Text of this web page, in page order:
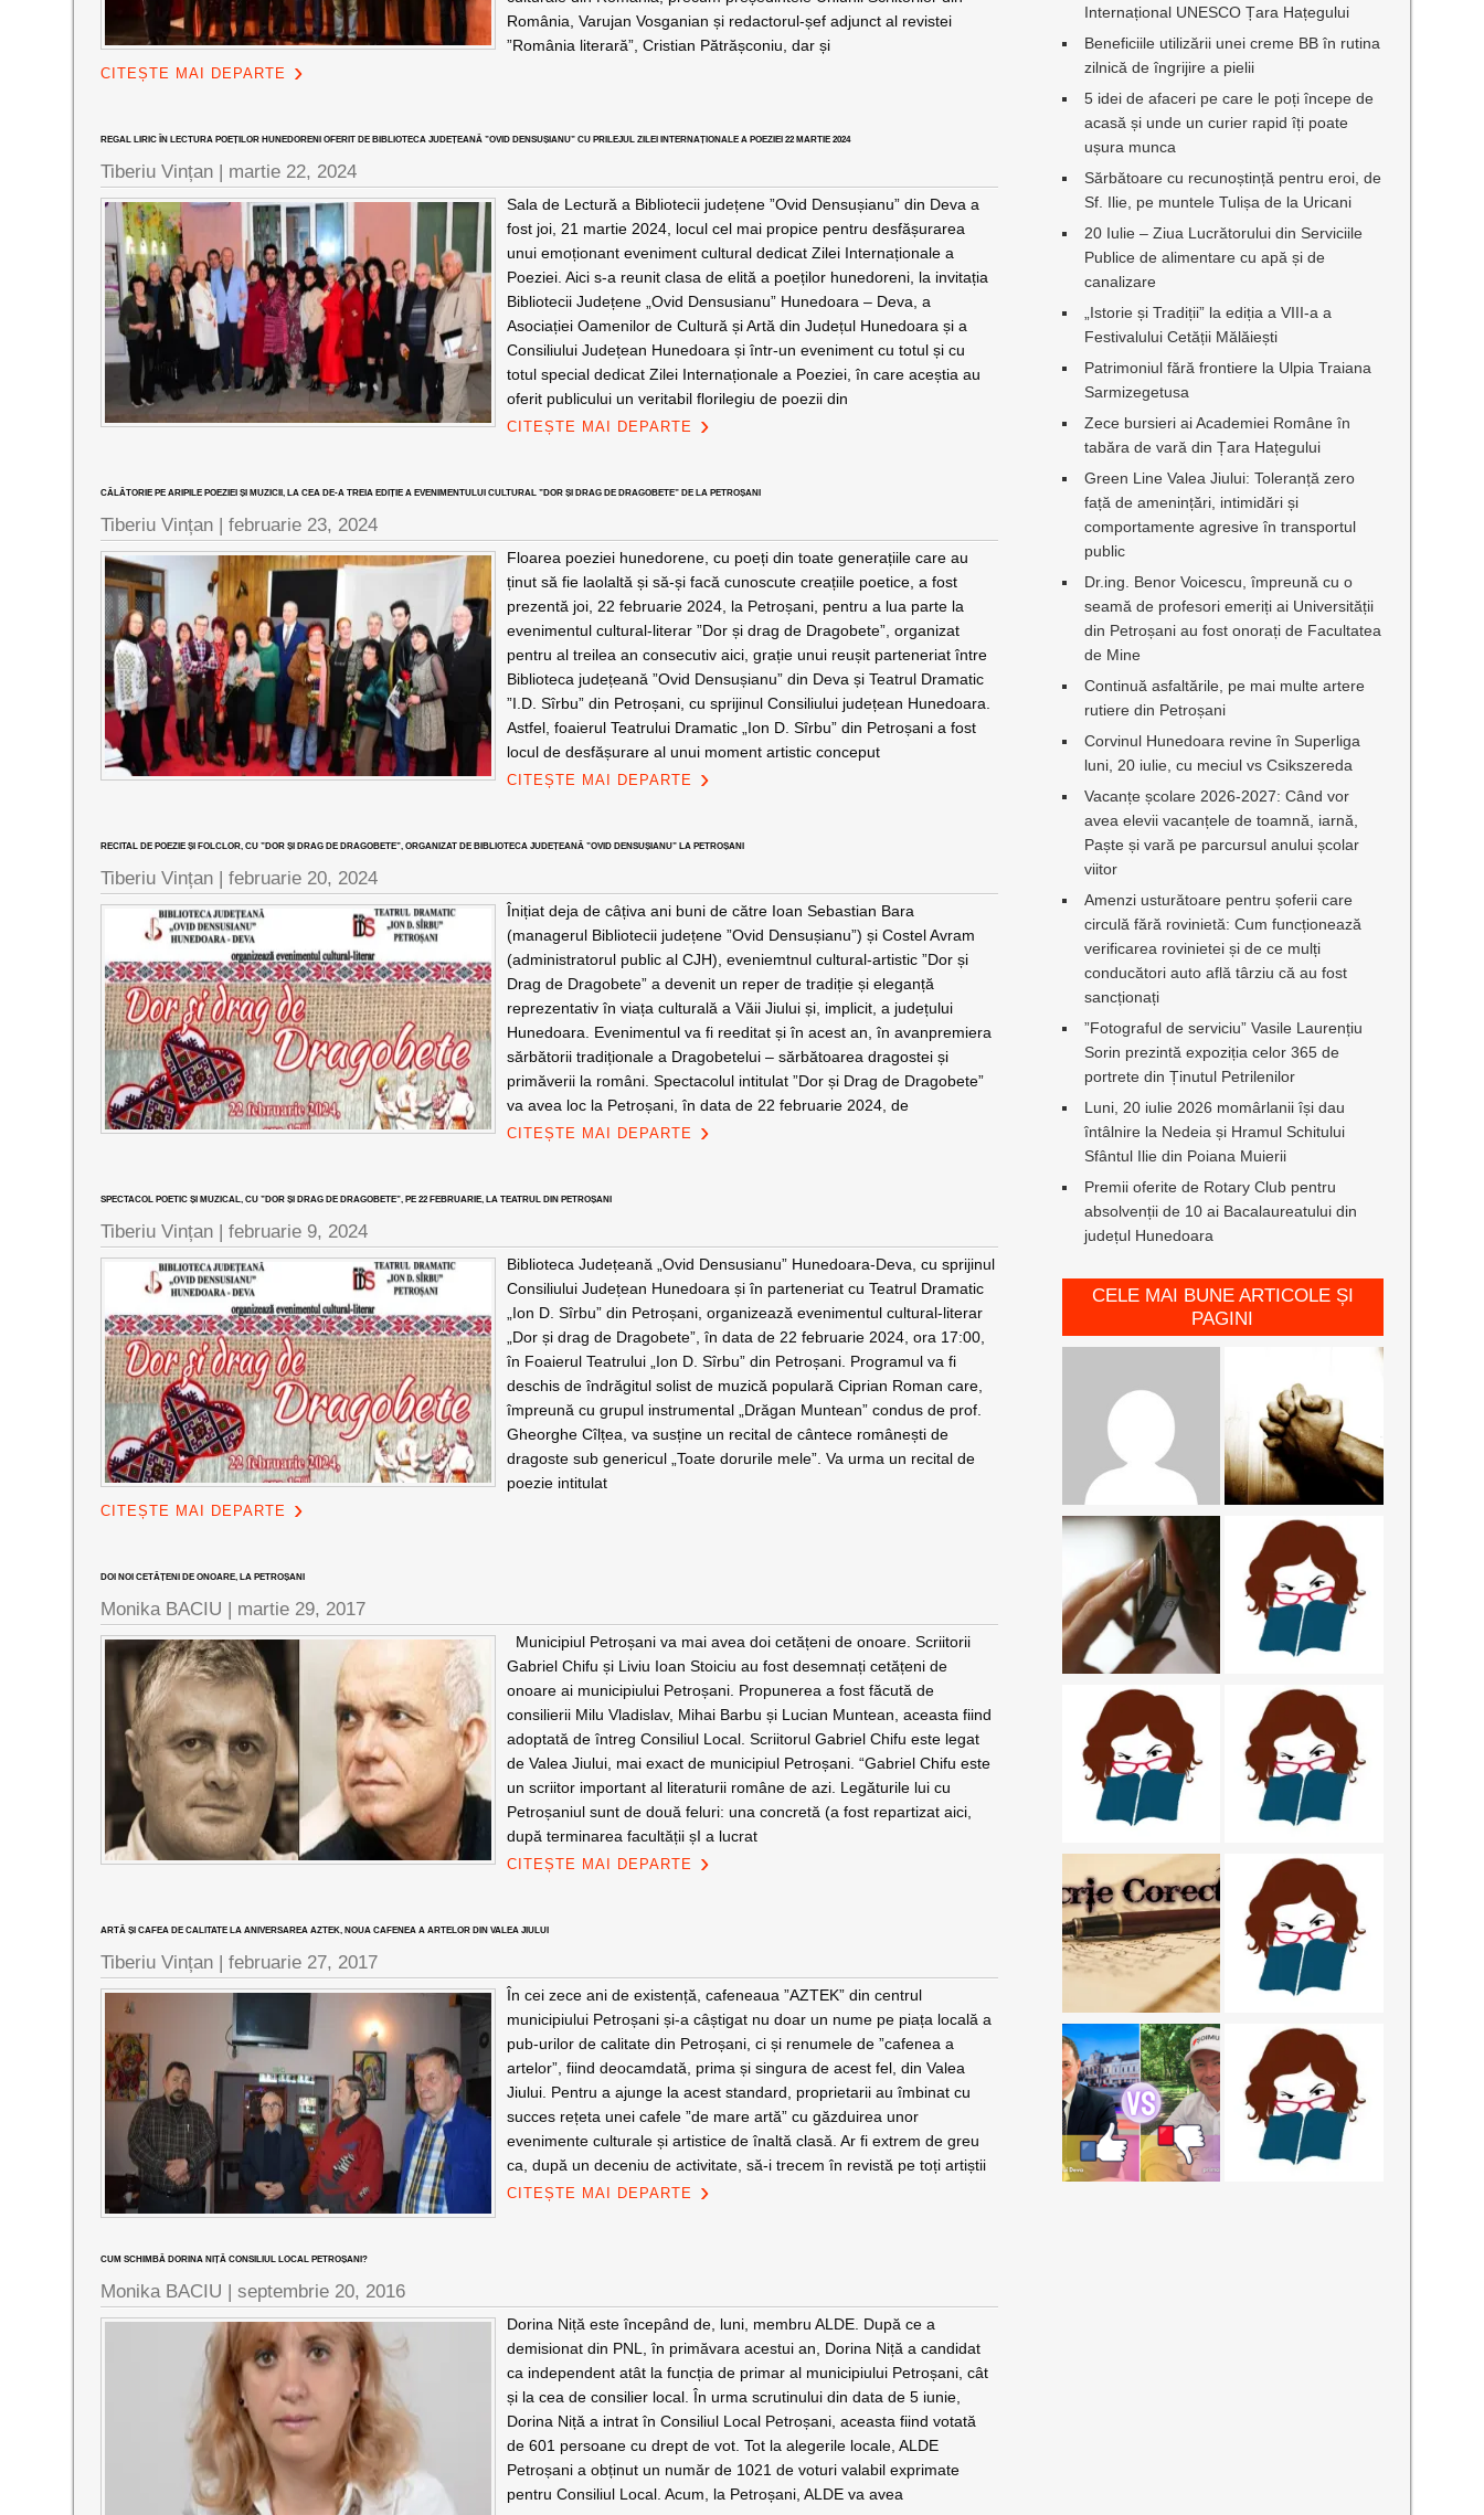
România, Varujan Vosganian și redactorul-șef adjunct al revistei
”România literară”, Cristian Pătrășconiu, dar și
CITEȘTE MAI DEPARTE
REGAL LIRIC ÎN LECTURA POEȚILOR HUNEDORENI OFERIT DE BIBLIOTECA JUDEȚEANĂ ”OVID DENSUȘIANU” CU PRILEJUL ZILEI INTERNAȚIONALE A POEZIEI 22 MARTIE 2024
Tiberiu Vințan | martie 22, 2024
Sala de Lectură a Bibliotecii județene ”Ovid Densușianu” din Deva a
fost joi, 21 martie 2024, locul cel mai propice pentru desfășurarea
unui emoționant eveniment cultural dedicat Zilei Internaționale a
Poeziei. Aici s-a reunit clasa de elită a poeților hunedoreni, la invitația
Bibliotecii Județene „Ovid Densusianu” Hunedoara – Deva, a
Asociației Oamenilor de Cultură și Artă din Județul Hunedoara și a
Consiliului Județean Hunedoara și într-un eveniment cu totul și cu
totul special dedicat Zilei Internaționale a Poeziei, în care aceștia au
oferit publicului un veritabil florilegiu de poezii din
CITEȘTE MAI DEPARTE
CĂLĂTORIE PE ARIPILE POEZIEI ȘI MUZICII, LA CEA DE-A TREIA EDIȚIE A EVENIMENTULUI CULTURAL ”DOR ȘI DRAG DE DRAGOBETE” DE LA PETROȘANI
Tiberiu Vințan |februarie 23, 2024
Floarea poeziei hunedorene, cu poeți din toate generațiile care au
ținut să fie laolaltă și să-și facă cunoscute creațiile poetice, a fost
prezentă joi, 22 februarie 2024, la Petroșani, pentru a lua parte la
evenimentul cultural-literar ”Dor și drag de Dragobete”, organizat
pentru al treilea an consecutiv aici, grație unui reușit parteneriat între
Biblioteca județeană ”Ovid Densușianu” din Deva și Teatrul Dramatic
”I.D. Sîrbu” din Petroșani, cu sprijinul Consiliului județean Hunedoara.
Astfel, foaierul Teatrului Dramatic „Ion D. Sîrbu” din Petroșani a fost
locul de desfășurare al unui moment artistic conceput
CITEȘTE MAI DEPARTE
RECITAL DE POEZIE ȘI FOLCLOR, CU ”DOR ȘI DRAG DE DRAGOBETE”, ORGANIZAT DE BIBLIOTECA JUDEȚEANĂ ”OVID DENSUȘIANU” LA PETROȘANI
Tiberiu Vințan |februarie 20, 2024
Înițiat deja de câțiva ani buni de către Ioan Sebastian Bara
(managerul Bibliotecii județene ”Ovid Densușianu”) și Costel Avram
(administratorul public al CJH), eveniemtnul cultural-artistic ”Dor și
Drag de Dragobete” a devenit un reper de tradiție și eleganță
reprezentativ în viața culturală a Văii Jiului și, implicit, a județului
Hunedoara. Evenimentul va fi reeditat și în acest an, în avanpremiera
sărbătorii tradiționale a Dragobetelui – sărbătoarea dragostei și
primăverii la români. Spectacolul intitulat ”Dor și Drag de Dragobete”
va avea loc la Petroșani, în data de 22 februarie 2024, de
CITEȘTE MAI DEPARTE
SPECTACOL POETIC ȘI MUZICAL, CU ”DOR ȘI DRAG DE DRAGOBETE”, PE 22 FEBRUARIE, LA TEATRUL DIN PETROȘANI
Tiberiu Vințan |februarie 9, 2024
Biblioteca Județeană „Ovid Densusianu” Hunedoara-Deva, cu sprijinul
Consiliului Județean Hunedoara și în parteneriat cu Teatrul Dramatic
„Ion D. Sîrbu” din Petroșani, organizează evenimentul cultural-literar
„Dor și drag de Dragobete”, în data de 22 februarie 2024, ora 17:00,
în Foaierul Teatrului „Ion D. Sîrbu” din Petroșani. Programul va fi
deschis de îndrăgitul solist de muzică populară Ciprian Roman care,
împreună cu grupul instrumental „Drăgan Muntean” condus de prof.
Gheorghe Cîlțea, va susține un recital de cântece românești de
dragoste sub genericul „Toate dorurile mele”. Va urma un recital de
poezie intitulat
CITEȘTE MAI DEPARTE
DOI NOI CETĂȚENI DE ONOARE, LA PETROȘANI
Monika BACIU | martie 29, 2017
Municipiul Petroșani va mai avea doi cetățeni de onoare. Scriitorii
Gabriel Chifu și Liviu Ioan Stoiciu au fost desemnați cetățeni de
onoare ai municipiului Petroșani. Propunerea a fost făcută de
consilierii Milu Vladislav, Mihai Barbu și Lucian Muntean, aceasta fiind
adoptată de întreg Consiliul Local. Scriitorul Gabriel Chifu este legat
de Valea Jiului, mai exact de municipiul Petroșani. “Gabriel Chifu este
un scriitor important al literaturii române de azi. Legăturile lui cu
Petroșaniul sunt de două feluri: una concretă (a fost repartizat aici,
după terminarea facultății șI a lucrat
CITEȘTE MAI DEPARTE
ARTĂ ȘI CAFEA DE CALITATE LA ANIVERSAREA AZTEK, NOUA CAFENEA A ARTELOR DIN VALEA JIULUI
Tiberiu Vințan |februarie 27, 2017
În cei zece ani de existență, cafeneaua ”AZTEK” din centrul
municipiului Petroșani și-a câștigat nu doar un nume pe piața locală a
pub-urilor de calitate din Petroșani, ci și renumele de ”cafenea a
artelor”, fiind deocamdată, prima și singura de acest fel, din Valea
Jiului. Pentru a ajunge la acest standard, proprietarii au îmbinat cu
succes rețeta unei cafele ”de mare artă” cu găzduirea unor
evenimente culturale și artistice de înaltă clasă. Ar fi extrem de greu
ca, după un deceniu de activitate, să-i trecem în revistă pe toți artiștii
CITEȘTE MAI DEPARTE
CUM SCHIMBĂ DORINA NIȚĂ CONSILIUL LOCAL PETROȘANI?
Monika BACIU |septembrie 20, 2016
Dorina Niță este începând de, luni, membru ALDE. După ce a
demisionat din PNL, în primăvara acestui an, Dorina Niță a candidat
ca independent atât la funcția de primar al municipiului Petroșani, cât
și la cea de consilier local. În urma scrutinului din data de 5 iunie,
Dorina Niță a intrat în Consiliul Local Petroșani, aceasta fiind votată
de 601 persoane cu drept de vot. Tot la alegerile locale, ALDE
Petroșani a obținut un număr de 1021 de voturi valabil exprimate
pentru Consiliul Local. Acum, la Petroșani, ALDE va avea
Internațional UNESCO Țara Hațegului
Beneficiile utilizării unei creme BB în rutina
zilnică de îngrijire a pielii
5 idei de afaceri pe care le poți începe de
acasă și unde un curier rapid îți poate
ușura munca
Sărbătoare cu recunoștință pentru eroi, de
Sf. Ilie, pe muntele Tulișa de la Uricani
20 Iulie – Ziua Lucrătorului din Serviciile
Publice de alimentare cu apă și de
canalizare
„Istorie și Tradiții” la ediția a VIII-a a
Festivalului Cetății Mălăiești
Patrimoniul fără frontiere la Ulpia Traiana
Sarmizegetusa
Zece bursieri ai Academiei Române în
tabăra de vară din Țara Hațegului
Green Line Valea Jiului: Toleranță zero
față de amenințări, intimidări și
comportamente agresive în transportul
public
Dr.ing. Benor Voicescu, împreună cu o
seamă de profesori emeriți ai Universității
din Petroșani au fost onorați de Facultatea
de Mine
Continuă asfaltările, pe mai multe artere
rutiere din Petroșani
Corvinul Hunedoara revine în Superliga
luni, 20 iulie, cu meciul vs Csikszereda
Vacanțe școlare 2026-2027: Când vor
avea elevii vacanțele de toamnă, iarnă,
Paște și vară pe parcursul anului școlar
viitor
Amenzi usturătoare pentru șoferii care
circulă fără rovinietă: Cum funcționează
verificarea rovinietei și de ce mulți
conducători auto află târziu că au fost
sancționați
”Fotograful de serviciu” Vasile Laurențiu
Sorin prezintă expoziția celor 365 de
portrete din Ținutul Petrilenilor
Luni, 20 iulie 2026 momârlanii își dau
întâlnire la Nedeia și Hramul Schitului
Sfântul Ilie din Poiana Muierii
Premii oferite de Rotary Club pentru
absolvenții de 10 ai Bacalaureatului din
județul Hunedoara
CELE MAI BUNE ARTICOLE ȘI
PAGINI